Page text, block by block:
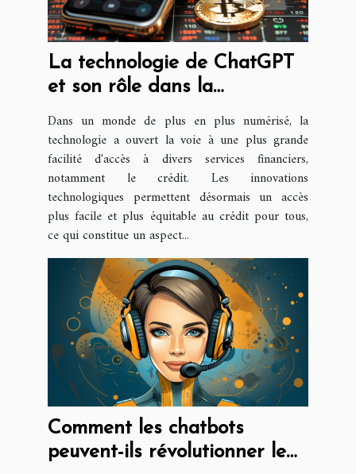
La technologie de ChatGPT
et son rôle dans la
démocratisation de l'accès au
crédit
Dans un monde de plus en plus numérisé, la
technologie a ouvert la voie à une plus grande
facilité d'accès à divers services financiers,
notamment le crédit. Les innovations
technologiques permettent désormais un accès
plus facile et plus équitable au crédit pour tous,
ce qui constitue un aspect...
Comment les chatbots
peuvent-ils révolutionner le